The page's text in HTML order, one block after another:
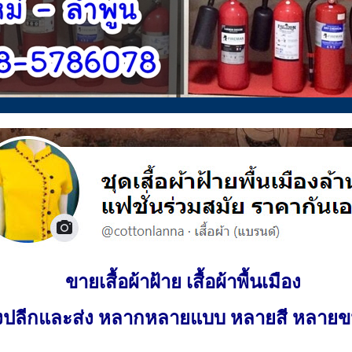
ขายเสื้อผ้าฝ้าย เสื้อผ้าพื้นเมือง
ลีกและส่ง หลากหลายแบบ หลายสี หลาย